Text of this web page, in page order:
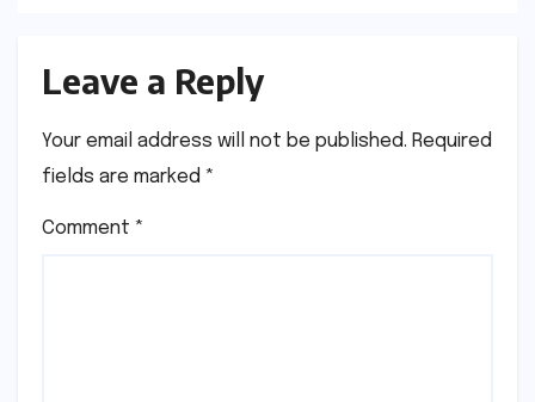
Leave a Reply
Your email address will not be published. Required
fields are marked *
Comment *